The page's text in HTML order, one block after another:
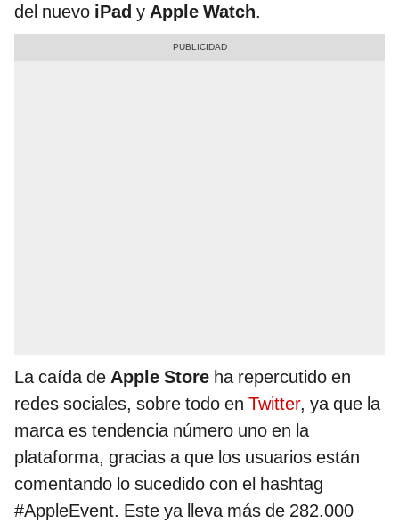
del nuevo iPad y Apple Watch.
La caída de Apple Store ha repercutido en
redes sociales, sobre todo en Twitter, ya que la
marca es tendencia número uno en la
plataforma, gracias a que los usuarios están
comentando lo sucedido con el hashtag
#AppleEvent. Este ya lleva más de 282.000